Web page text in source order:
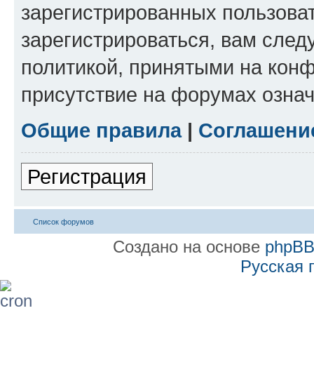
зарегистрированных
зарегистрироваться, вам
политикой, принятыми на
присутствие на форумах
Общие правила|
Регистрация
Список форумов
Создано на основе phpBB
Русская